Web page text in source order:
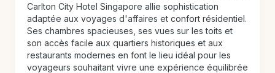
Carlton City Hotel Singapore allie sophistication
adaptée aux voyages d'affaires et confort résidentiel.
Ses chambres spacieuses, ses vues sur les toits et
son accès facile aux quartiers historiques et aux
restaurants modernes en font le lieu idéal pour les
voyageurs souhaitant vivre une expérience équilibrée